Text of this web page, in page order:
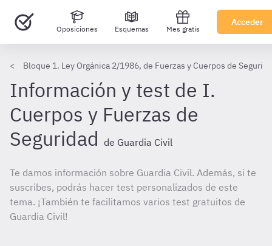
Oposiciones Esquemas Mes gratis
Acceder
Bloque 1. Ley Orgánica 2/1986, de Fuerzas y Cuerpos de
Información y test de I.
Cuerpos y Fuerzas de
Seguridad de Guardia Civil
Te damos información sobre Guardia Civil. Además, si te
suscribes, podrás hacer test personalizados de este
tema. ¡También te facilitamos varios test gratuitos de
Guardia Civil!